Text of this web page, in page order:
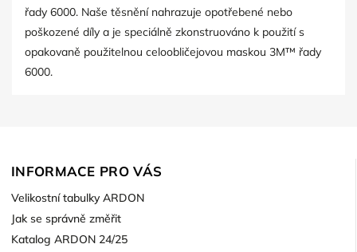
řady 6000. Naše těsnění nahrazuje opotřebené nebo
poškozené díly a je speciálně zkonstruováno k použití s
opakovaně použitelnou celoobličejovou maskou 3M™ řady
6000.
INFORMACE PRO VÁS
Velikostní tabulky ARDON
Jak se správně změřit
Katalog ARDON 24/25